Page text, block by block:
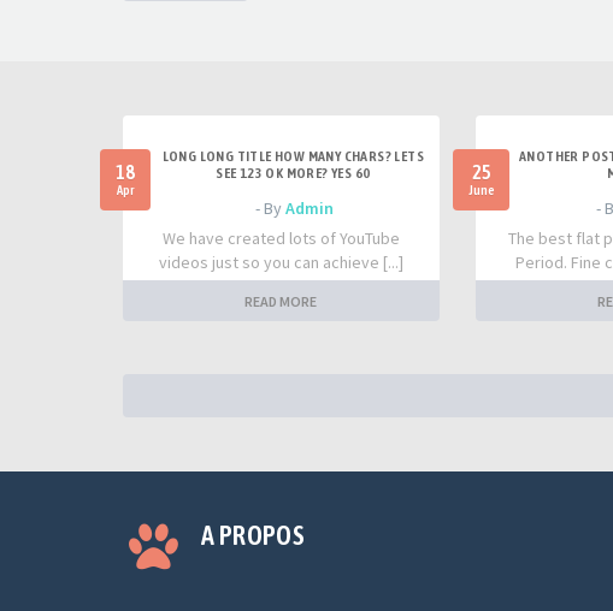
18
Apr
LONG LONG TITLE HOW MANY CHARS? LETS
SEE 123 OK MORE? YES 60
- ByAdmin
We have created lots of YouTube
videos just so you can achieve [...]
READ MORE
25
June
ANOTHER
-
The best flat
Period. Fine
A PROPOS